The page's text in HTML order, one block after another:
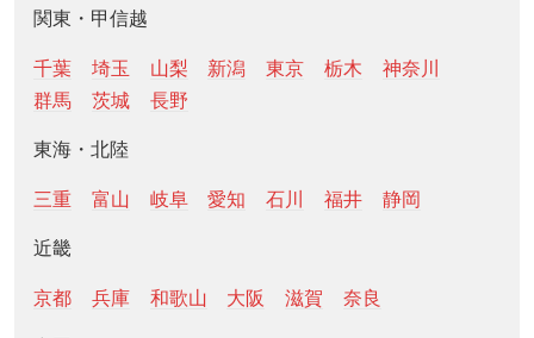
関東・甲信越
千葉 埼玉 山梨 新潟 東京 栃木
神奈川
群馬
茨城 長野
東海・北陸
三重 富山 岐阜 愛知 石川 福井 静岡
近畿
京都 兵庫 和歌山 大阪 滋賀 奈良